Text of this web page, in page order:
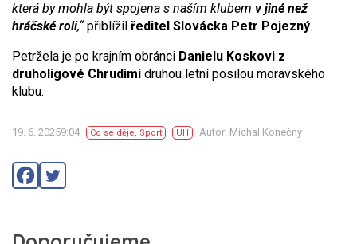
která by mohla být spojena s naším klubem v jiné než
hráčské roli,“přiblížil ředitel Slovácka Petr Pojezný.
Petržela je po krajním obránci Danielu Koskovi z
druholigové Chrudimi druhou letní posilou moravského
klubu.
19. 6. 20259:04 Co se děje, Sport UH Autor: Michal Konečný